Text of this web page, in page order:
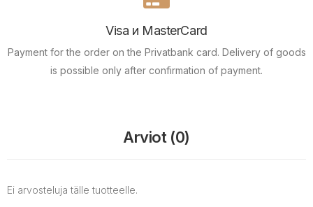
Visa и MasterCard
Payment for the order on the Privatbank card. Delivery of goods
is possible only after confirmation of payment.
Arviot (0)
Ei arvosteluja tälle tuotteelle.